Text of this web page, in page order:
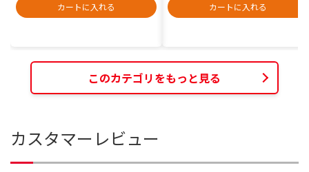
カートに入れる
カートに入れる
このカテゴリをもっと見る
カスタマーレビュー